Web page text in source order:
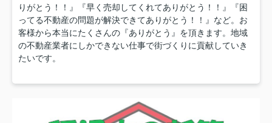
りがとう！！』『早く売却してくれてありがとう！！』『困
ってる不動産の問題が解決できてありがとう！！』など。お
客様から本当にたくさんの『ありがとう』を頂きます。地域
の不動産業者にしかできない仕事で街づくりに貢献していき
たいです。